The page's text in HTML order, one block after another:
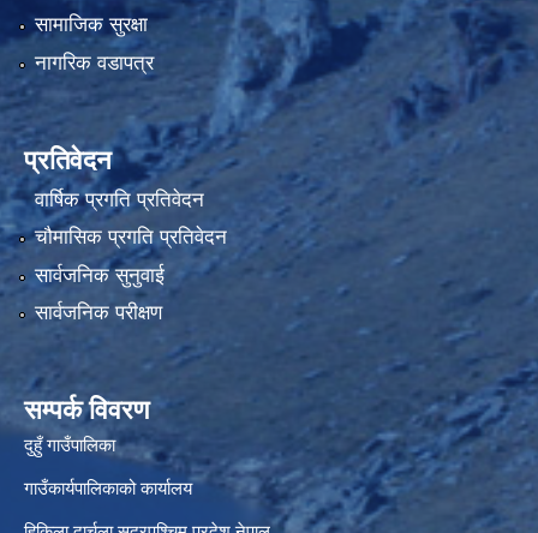
सामाजिक सुरक्षा
नागरिक वडापत्र
प्रतिवेदन
वार्षिक प्रगति प्रतिवेदन
चौमासिक प्रगति प्रतिवेदन
सार्वजनिक सुनुवाई
सार्वजनिक परीक्षण
सम्पर्क विवरण
दुहुँ गाउँपालिका
गाउँकार्यपालिकाको कार्यालय